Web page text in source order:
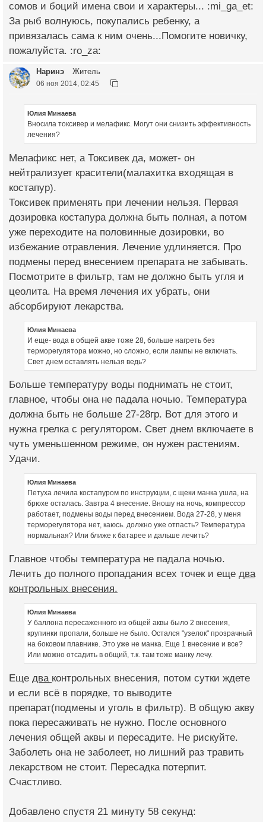
сомов и боций имена свои и характеры... :mi_ga_et:
За рыб волнуюсь, покупались ребенку, а
привязалась сама к ним очень...Помогите новичку,
пожалуйста. :ro_za:
Наринэ Житель
06 ноя 2014, 02:45
Юлия Минаева
Вносила токсивер и мелафикс. Могут они снизить эффективность
лечения?
Мелафикс нет, а Токсивек да, может- он
нейтрализует красители(малахитка входящая в
костапур).
Токсивек применять при лечении нельзя. Первая
дозировка костапура должна быть полная, а потом
уже переходите на половинные дозировки, во
избежание отравления. Лечение удлиняется. Про
подмены перед внесением препарата не забывать.
Посмотрите в фильтр, там не должно быть угля и
цеолита. На время лечения их убрать, они
абсорбируют лекарства.
Юлия Минаева
И еще- вода в общей акве тоже 28, больше нагреть без
терморегулятора можно, но сложно, если лампы не включать.
Свет днем оставлять нельзя ведь?
Больше температуру воды поднимать не стоит,
главное, чтобы она не падала ночью. Температура
должна быть не больше 27-28гр. Вот для этого и
нужна грелка с регулятором. Свет днем включаете в
чуть уменьшенном режиме, он нужен растениям.
Удачи.
Юлия Минаева
Петуха лечила костапуром по инструкции, с щеки манка ушла, на
брюхе осталась. Завтра 4 внесение. Вношу на ночь, компрессор
работает, подмены воды перед внесением. Вода 27-28, у меня
терморегулятора нет, каюсь. должно уже отпасть? Температура
нормальная? Или ближе к батарее и дальше лечить?
Главное чтобы температура не падала ночью.
Лечить до полного пропадания всех точек и еще два
контрольных внесения.
Юлия Минаева
У баллона пересаженного из общей аквы было 2 внесения,
крупинки пропали, больше не было. Остался "узелок" прозрачный
на боковом плавнике. Это уже не манка. Еще 1 внесение и все?
Или можно отсадить в общий, т.к. там тоже манку лечу.
Еще два контрольных внесения, потом сутки ждете
и если всё в порядке, то выводите
препарат(подмены и уголь в фильтр). В общую акву
пока пересаживать не нужно. После основного
лечения общей аквы и пересадите. Не рискуйте.
Заболеть она не заболеет, но лишний раз травить
лекарством не стоит. Пересадка потерпит.
Счастливо.
Добавлено спустя 21 минуту 58 секунд: